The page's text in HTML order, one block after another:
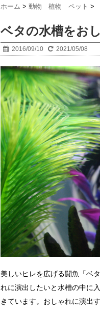
ホーム > 動物 植物 ペット >
ベタの水槽をお
2016/09/10 2021/05/08
美しいヒレを広げる闘魚「ベ
れに演出したいと水槽の中に
きています。おしゃれに演出